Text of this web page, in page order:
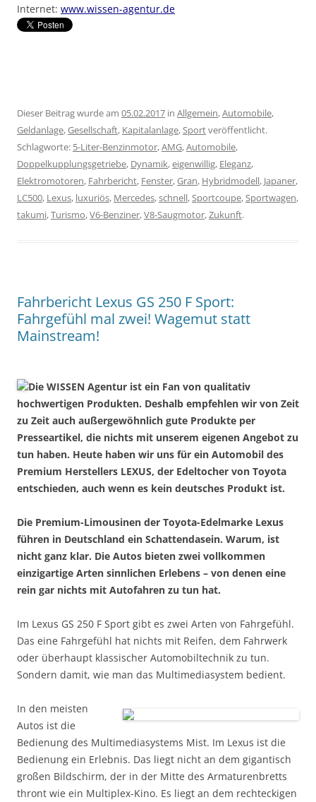
Internet: www.wissen-agentur.de
Dieser Beitrag wurde am 05.02.2017 in Allgemein,Automobile,
Geldanlage,Gesellschaft, Kapitalanlage,Sportveröffentlicht.
Schlagworte: 5-Liter-Benzinmotor,AMG,Automobile,
Doppelkupplungsgetriebe, Dynamik,eigenwillig, Eleganz,
Elektromotoren, Fahrbericht, Fenster,Gran, Hybridmodell, Japaner,
LC500, Lexus, luxuriös, Mercedes,schnell,Sportcoupe,Sportwagen,
takumi,Turismo,V6-Benziner,V8-Saugmotor,Zukunft.
Fahrbericht Lexus GS 250 F Sport:
Fahrgefühl mal zwei! Wagemut statt
Mainstream!
Die WISSEN Agentur ist ein Fan von qualitativ
hochwertigen Produkten. Deshalb empfehlen wir von Zeit
zu Zeit auch außergewöhnlich gute Produkte per
Presseartikel, die nichts mit unserem eigenen Angebot zu
tun haben. Heute haben wir uns für ein Automobil des
Premium Herstellers LEXUS, der Edeltocher von Toyota
entschieden, auch wenn es kein deutsches Produkt ist.
Die Premium-Limousinen der Toyota-Edelmarke Lexus
führen in Deutschland ein Schattendasein. Warum, ist
nicht ganz klar. Die Autos bieten zwei vollkommen
einzigartige Arten sinnlichen Erlebens – von denen eine
rein gar nichts mit Autofahren zu tun hat.
Im Lexus GS 250 F Sport gibt es zwei Arten von Fahrgefühl.
Das eine Fahrgefühl hat nichts mit Reifen, dem Fahrwerk
oder überhaupt klassischer Automobiltechnik zu tun.
Sondern damit, wie man das Multimediasystem bedient.
In den meisten
Autos ist die
Bedienung des Multimediasystems Mist. Im Lexus ist die
Bedienung ein Erlebnis. Das liegt nicht an dem gigantisch
großen Bildschirm, der in der Mitte des Armaturenbretts
thront wie ein Multiplex-Kino. Es liegt an dem rechteckigen